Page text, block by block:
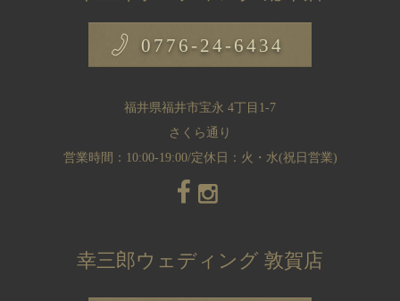
0776-24-6434
福井県福井市宝永 4丁目1-7
さくら通り
営業時間：10:00-19:00/定休日：火・水(祝日営業)
幸三郎ウェディング 敦賀店